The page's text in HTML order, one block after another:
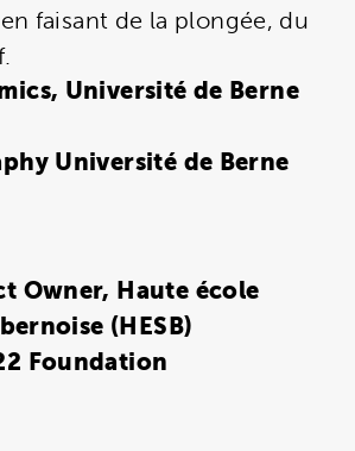
faisant de la plongée, du
Université de Berne
Université de Berne
Owner, Haute école
(HESB)
Foundation